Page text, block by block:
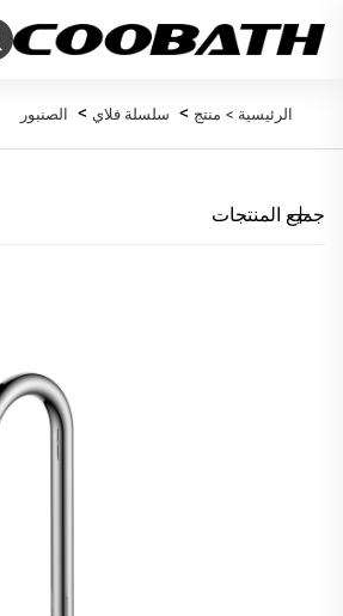
الرئيسية > منتج > سلسلة فلاي> الصنبور
جميع المنتجات